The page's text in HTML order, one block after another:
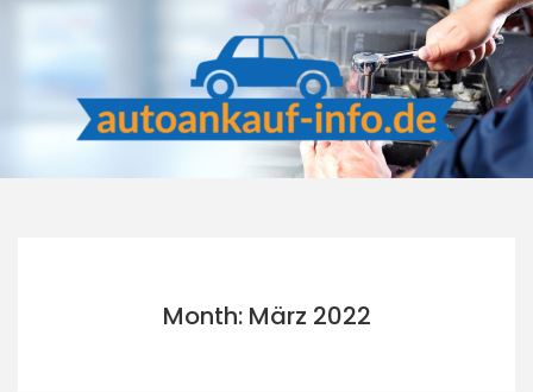
Skip
content
Month: März 2022